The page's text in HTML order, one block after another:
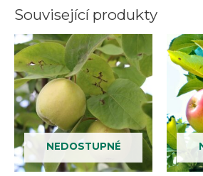
Související produkty
NEDOSTUPNÉ